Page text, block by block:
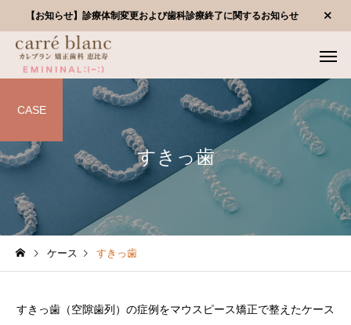
【お知らせ】診療体制変更および歯科診療終了に関するお知らせ
すきっ歯
CASE
ケース すきっ歯
すきっ歯（空隙歯列）の症例をマウスピース矯正で整えたケース